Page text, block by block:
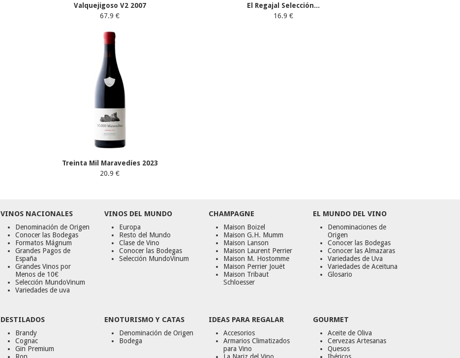
Valquejigoso V2 2007
67.9 €
El Regajal Selección...
16.9 €
Treinta Mil Maravedíes 2023
20.9 €
VINOS NACIONALES
Denominación de Origen
Conocer las Bodegas
Formatos Mágnum
Grandes Pagos de
España
Grandes Vinos por
Menos de 10€
Selección MundoVinum
Variedades de uva
VINOS DEL MUNDO
Europa
Resto del Mundo
Clase de Vino
Conocer las Bodegas
Selección MundoVinum
CHAMPAGNE
Maison Boizel
Maison G.H. Mumm
Maison Lanson
Maison Laurent Perrier
Maison M. Hostomme
Maison Perrier Jouët
Maison Tribaut
Schloesser
EL MUNDO DEL VINO
Denominaciones de
Origen
Conocer las Bodegas
Conocer las Almazaras
Variedades de Uva
Variedades de Aceituna
Glosario
DESTILADOS
Brandy
Cognac
Gin Premium
ENOTURISMO Y CATAS
Denominación de Origen
Bodega
IDEAS PARA REGALAR
Accesorios
Armarios Climatizados
para Vino
GOURMET
Aceite de Oliva
Cervezas Artesanas
Quesos